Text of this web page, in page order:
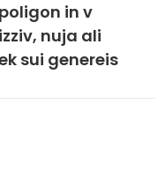
in v
nuja ali
sui genereis